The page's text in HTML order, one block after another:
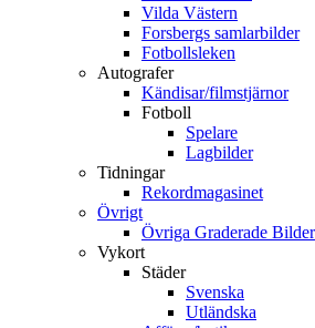
Vilda Västern
Forsbergs samlarbilder
Fotbollsleken
Autografer
Kändisar/filmstjärnor
Fotboll
Spelare
Lagbilder
Tidningar
Rekordmagasinet
Övrigt
Övriga Graderade Bilder
Vykort
Städer
Svenska
Utländska